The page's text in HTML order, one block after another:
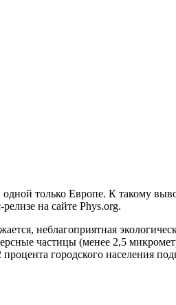
одной только Европе. К такому
на сайте Phys.org.
неблагоприятная
частицы (менее 2,5
городского населения